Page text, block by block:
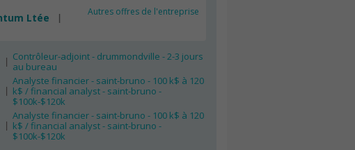
Ltée Autres offres de l'entreprise
Contrôleur-adjoint - drummondville - 2-3 jours
au bureau
Analyste financier - saint-bruno - 100 k$ à 120
k$ / financial analyst - saint-bruno -
$100k-$120k
Analyste financier - saint-bruno - 100 k$ à 120
k$ / financial analyst - saint-bruno -
$100k-$120k